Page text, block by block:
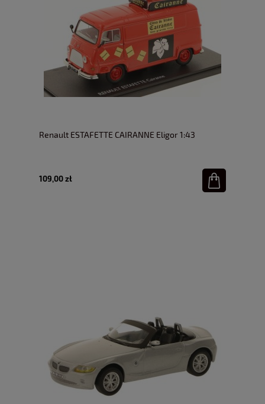
Renault ESTAFETTE CAIRANNE Eligor 1:43
109,00 zł